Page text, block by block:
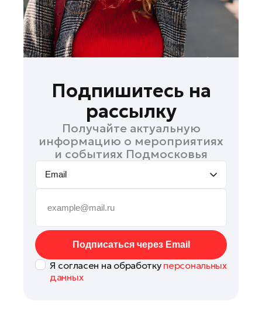
Подпишитесь на
рассылку
Получайте актуальную
информацию о мероприятиях
и событиях Подмосковья
Email
Подписаться через Email
Я согласен на обработку персональных
данных